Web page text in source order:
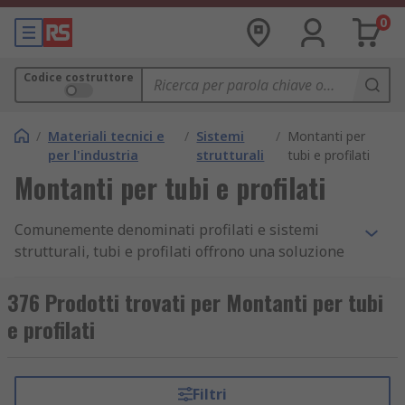
0
Codice costruttore
/ Materiali tecnici e
per l'industria
/ Sistemi
strutturali
/ Montanti per
tubi e profilati
Montanti per tubi e profilati
Comunemente denominati profilati e sistemi
strutturali, tubi e profilati offrono una soluzione
che consente agli utenti di creare soluzioni
strutturate in magazzino, produzione e
produzione di fabbriche. Gli utenti possono
assemblaggio, flow-rack, contenitori per
376 Prodotti trovati per Montanti per tubi
e profilati
Filtri